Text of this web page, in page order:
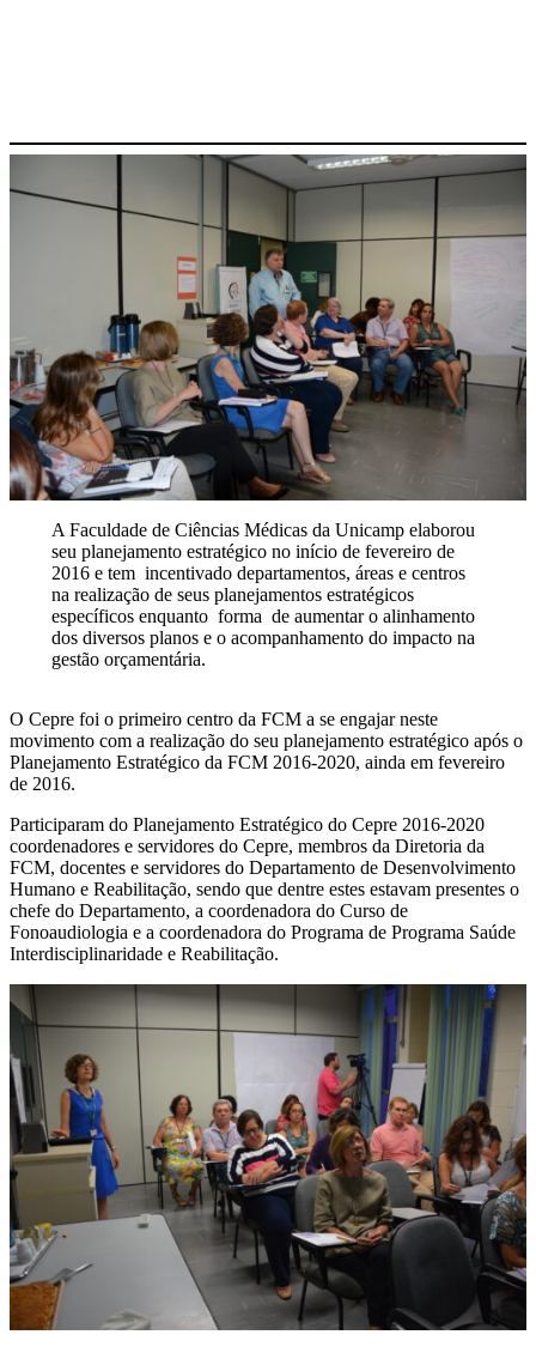
A Faculdade de Ciências Médicas da Unicamp elaborou
seu planejamento estratégico no início de fevereiro de
2016 e tem incentivado departamentos, áreas e centros
na realização de seus planejamentos estratégicos
específicos enquanto forma de aumentar o alinhamento
dos diversos planos e o acompanhamento do impacto na
gestão orçamentária.
O Cepre foi o primeiro centro da FCM a se engajar neste
movimento com a realização do seu planejamento estratégico após o
Planejamento Estratégico da FCM 2016-2020, ainda em fevereiro
de 2016.
Participaram do Planejamento Estratégico do Cepre 2016-2020
coordenadores e servidores do Cepre, membros da Diretoria da
FCM, docentes e servidores do Departamento de Desenvolvimento
Humano e Reabilitação, sendo que dentre estes estavam presentes o
chefe do Departamento, a coordenadora do Curso de
Fonoaudiologia e a coordenadora do Programa de Programa Saúde
Interdisciplinaridade e Reabilitação.